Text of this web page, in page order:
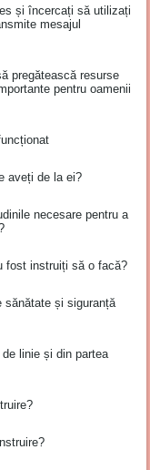
și încercați să utilizați
mesajul
pregătească resurse
pentru oamenii
aveți de la ei?
necesare pentru a
fost instruiți să o facă?
sănătate și siguranță
linie și din partea